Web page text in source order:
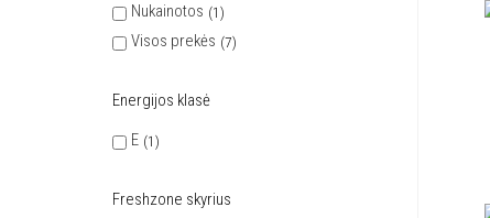
Nukainotos
1
Visos prekės 7
Energijos klasė
E 1
Freshzone skyrius